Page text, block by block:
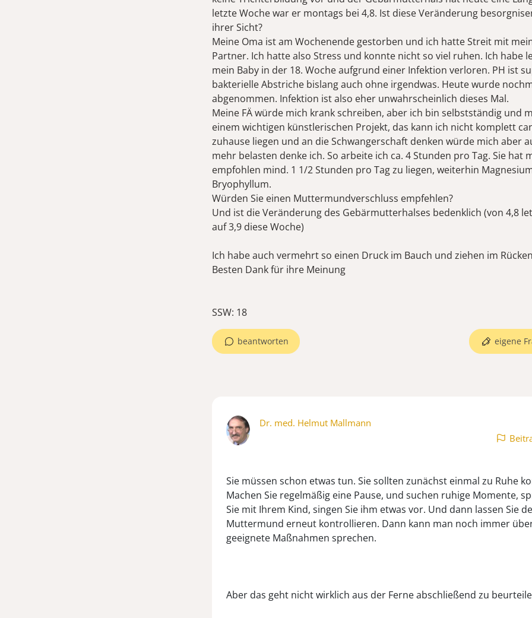
letzte Woche war er montags bei 4,8. Ist diese Veränderung
ihrer Sicht?
Meine Oma ist am Wochenende gestorben und ich hatte Streit mit
Partner. Ich hatte also Stress und konnte nicht so viel ruhen. Ich habe
mein Baby in der 18. Woche aufgrund einer Infektion verloren. PH ist
bakterielle Abstriche bislang auch ohne irgendwas. Heute wurde
abgenommen. Infektion ist also eher unwahrscheinlich dieses Mal.
Meine FÄ würde mich krank schreiben, aber ich bin selbstständig und
einem wichtigen künstlerischen Projekt, das kann ich nicht komplett
zuhause liegen und an die Schwangerschaft denken würde mich aber
mehr belasten denke ich. So arbeite ich ca. 4 Stunden pro Tag. Sie hat
empfohlen mind. 1 1/2 Stunden pro Tag zu liegen, weiterhin
Bryophyllum.
Würden Sie einen Muttermundverschluss empfehlen?
Und ist die Veränderung des Gebärmutterhalses bedenklich (von 4,8
auf 3,9 diese Woche)
Ich habe auch vermehrt so einen Druck im Bauch und ziehen im
Besten Dank für ihre Meinung
beantworten eigene
Dr. med. Helmut Mallmann
Sie müssen schon etwas tun. Sie sollten zunächst einmal zu Ruhe
Machen Sie regelmäßig eine Pause, und suchen ruhige Momente,
Sie mit Ihrem Kind, singen Sie ihm etwas vor. Und dann lassen Sie
Muttermund erneut kontrollieren. Dann kann man noch immer
geeignete Maßnahmen sprechen.
Aber das geht nicht wirklich aus der Ferne abschließend zu